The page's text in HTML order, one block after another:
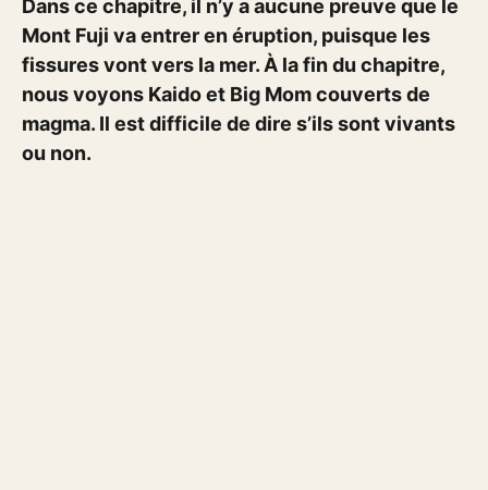
Dans ce chapitre, il n’y a aucune preuve que le
Mont Fuji va entrer en éruption, puisque les
fissures vont vers la mer. À la fin du chapitre,
nous voyons Kaido et Big Mom couverts de
magma. Il est difficile de dire s’ils sont vivants
ou non.